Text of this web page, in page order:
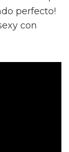
perfecto!
con